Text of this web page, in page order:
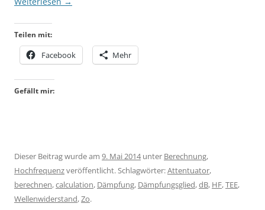
Teilen mit:
Facebook Mehr
Gefällt mir:
Dieser Beitrag wurde am 9. Mai 2014unter Berechnung,
Hochfrequenzveröffentlicht. Schlagwörter:Attentuator,
berechnen,calculation, Dämpfung, Dämpfungsglied,dB, HF,TEE,
Wellenwiderstand,Zo.